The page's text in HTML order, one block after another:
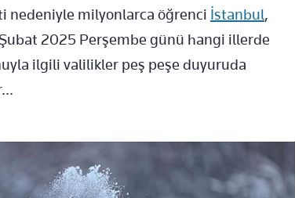
nedeniyle milyonlarca öğrenci İstanbul,
2025 Perşembe günü hangi illerde
ilgili valilikler peş peşe duyuruda